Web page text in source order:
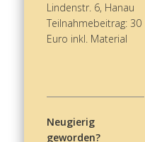
Lindenstr. 6, Hanau
Teilnahmebeitrag: 30
Euro inkl. Material
Neugierig
geworden?